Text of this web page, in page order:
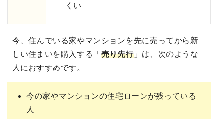
くい
今、住んでいる家やマンションを先に売ってから新
しい住まいを購入する「売り先行」は、次のような
人におすすめです。
今の家やマンションの住宅ローンが残っている
人